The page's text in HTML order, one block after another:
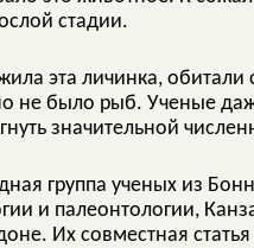
стадии.
эта личинка,
не было рыб. Ученые
значительной
группа ученых из
и палеонтологии,
Их совместная статья